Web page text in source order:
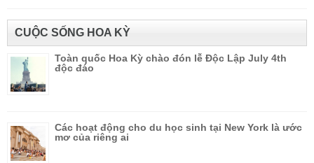
CUỘC SỐNG HOA KỲ
Toàn quốc Hoa Kỳ chào đón lễ Độc Lập July 4th
độc đáo
Các hoạt động cho du học sinh tại New York là ước
mơ của riêng ai